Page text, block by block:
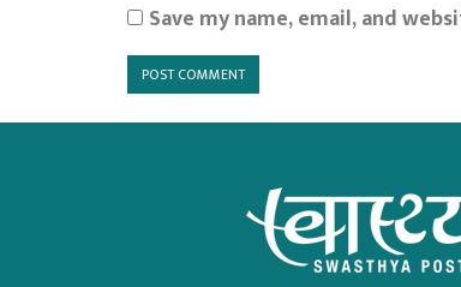
Save my name, email, and